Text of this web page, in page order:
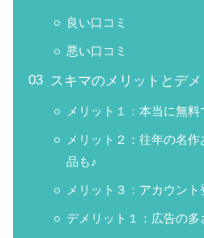
良い口コミ
悪い口コミ
スキマのメリットとデメ
メリット１：本当に無料
メリット２：往年の名
品も♪
メリット３：アカウント
デメリット１：広告の多